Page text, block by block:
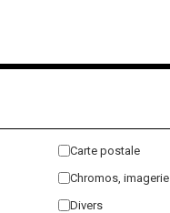
Carte postale
Chromos, imagerie
Divers